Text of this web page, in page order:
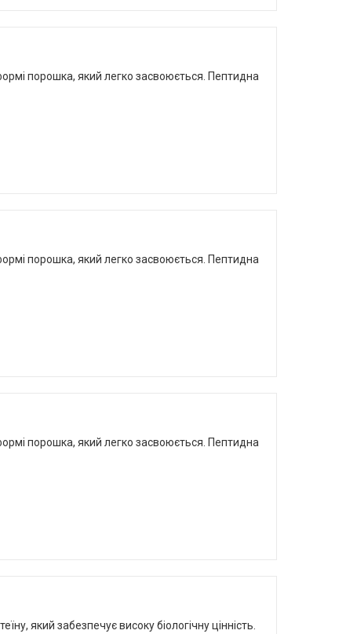
порошка, який легко засвоюється. Пептидна
порошка, який легко засвоюється. Пептидна
порошка, який легко засвоюється. Пептидна
який забезпечує високу біологічну цінність.